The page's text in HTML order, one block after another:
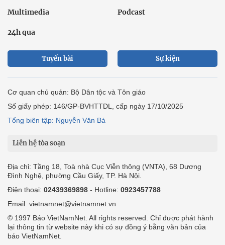
Multimedia Podcast
24h qua
Tuyến bài Sự kiện
Cơ quan chủ quản: Bộ Dân tộc và Tôn giáo
Số giấy phép: 146/GP-BVHTTDL, cấp ngày 17/10/2025
Tổng biên tập: Nguyễn Văn Bá
Liên hệ tòa soạn
Địa chỉ: Tầng 18, Toà nhà Cục Viễn thông (VNTA), 68 Dương
Đình Nghệ, phường Cầu Giấy, TP. Hà Nội.
Điện thoại: 02439369898 - Hotline: 0923457788
Email: vietnamnet@vietnamnet.vn
© 1997 Báo VietNamNet. All rights reserved. Chỉ được phát hành
lại thông tin từ website này khi có sự đồng ý bằng văn bản của
báo VietNamNet.